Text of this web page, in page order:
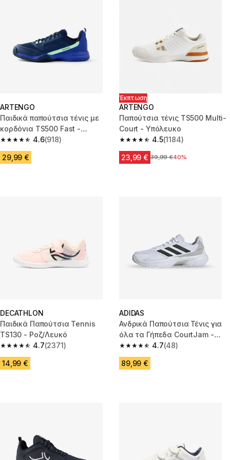
ARTENGO
Παιδικά παπούτσια τένις με
κορδόνια TS500 Fast -
Nightsky 4.6
4.6 out of 5 stars from 918 reviews
(918)
29,99 €
Έκπτωση
ARTENGO
Παπούτσια τένις TS500 Multi-
Court - Υπόλευκο
4.5
4.5 out of 5 stars from 1184
(1184)
23,99 € Αρχική τιμή
39,99 €40%
DECATHLON
Παιδικά Παπούτσια Tennis
TS130 - Ροζ/Λευκό
4.7
4.7 out of 5 stars from 2371 reviews
(2371)
14,99 €
ADIDAS
Ανδρικά Παπούτσια Τένις για
όλα τα Γήπεδα CourtJam -
Λευκά
4.7
4.7 out of 5 stars from 48
(48)
89,99 €